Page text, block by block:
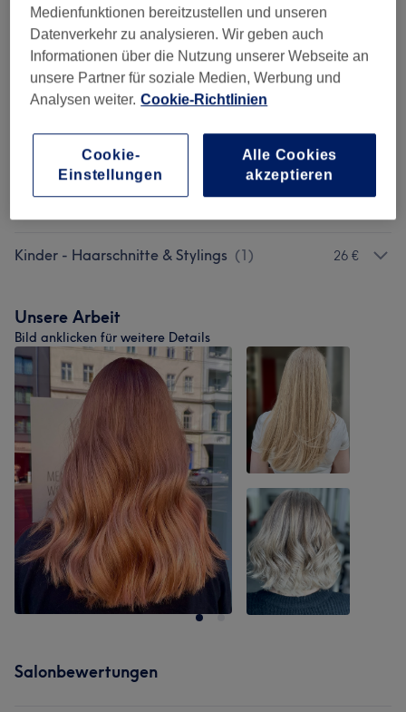
Haarkuren & Pflege (2) ab 2 €
Damen - Coloration & Schnitt (9) ab 45 €
Damen - Farbe & Coloration (1)
Glätten
7)
ab 75 €
Kinder - Haarschnitte & Stylings (1) 26 €
Unsere Arbeit
Bild anklicken für weitere Details
Salonbewertungen
Medienfunktionen bereitzustellen und unseren
Datenverkehr zu analysieren. Wir geben auch
Informationen über die Nutzung unserer Webseite an
unsere Partner für soziale Medien, Werbung und
Analysen weiter. Cookie-Richtlinien
Cookie-
Einstellungen
Alle Cookies
akzeptieren